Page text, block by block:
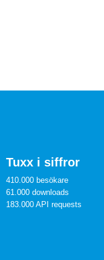
Tuxx i siffror
410.000 besökare
61.000 downloads
183.000 API requests